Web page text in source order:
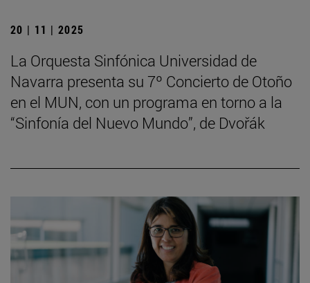
20 | 11 | 2025
La Orquesta Sinfónica Universidad de
Navarra presenta su 7º Concierto de Otoño
en el MUN, con un programa en torno a la
“Sinfonía del Nuevo Mundo”, de Dvořák